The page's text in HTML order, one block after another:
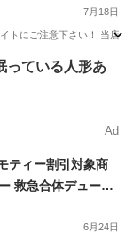
7月18日
にご注意下さい！ 当店の
っている人形あ
Ad
ティー割引対象商
救急合体デューク
6月24日